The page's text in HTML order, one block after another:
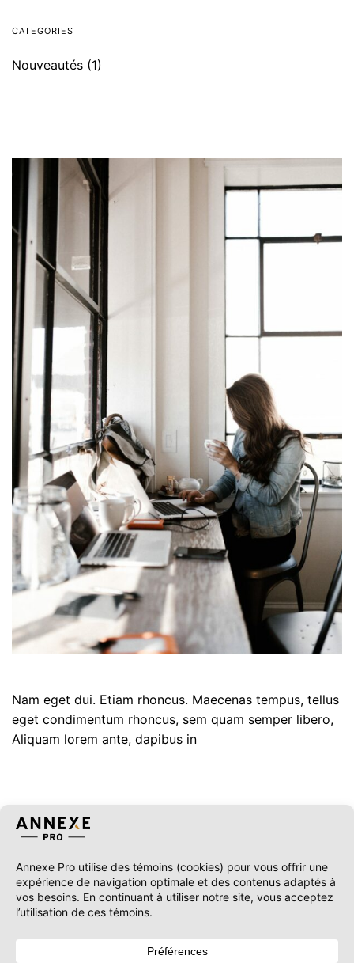
CATEGORIES
Nouveautés (1)
Nam eget dui. Etiam rhoncus. Maecenas tempus, tellus
eget condimentum rhoncus, sem quam semper libero,
Aliquam lorem ante, dapibus in
TAGS
Aménagement extérieur résidentiel
Pergolas à lames orientables Solariums modernes